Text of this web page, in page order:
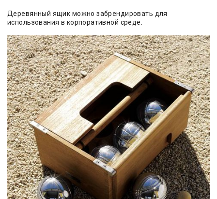
Деревянный ящик можно забрендировать для
использования в корпоративной среде.